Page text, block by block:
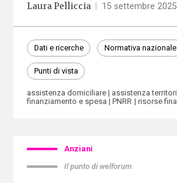
Laura Pelliccia 15 settembre 2025
Dati e ricerche Normativa nazionale
Punti di vista
assistenza domiciliare
assistenza
finanziamento e spesa
PNRR risorse
Anziani
Il punto di welforum